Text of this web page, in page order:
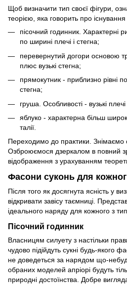
Щоб визначити тип своєї фігури,
теорією, яка говорить про
пісочний годинник. Характерні
по ширині плечі і стегна;
перевернутий догори основою
плюс вузькі стегна;
прямокутник - приблизно рівні
стегна;
груша. Особливості - вузькі
яблуко - характерна більш
талії.
Переходимо до практики. Знімаємо
Озброюємося дзеркалом в повний
відображення з урахуванням
Фасони суконь для
Після того як досягнута ясність у
відкривати завісу таємниці.
ідеального наряду для кожного з
Пісочний годинник
Власницям силуету з настільки
чудово підійдуть сукні будь-якого
не доведеться за нарядом що-
обраних моделей апріорі будуть
природні достоїнства. Добре